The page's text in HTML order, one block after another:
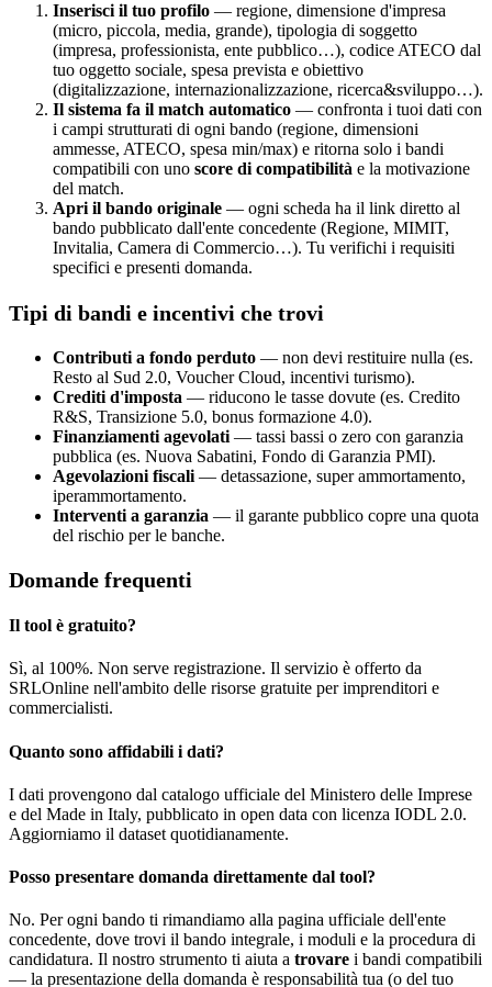
Inserisci il tuo profilo — regione, dimensione d'impresa
(micro, piccola, media, grande), tipologia di soggetto
(impresa, professionista, ente pubblico…), codice ATECO dal
tuo oggetto sociale, spesa prevista e obiettivo
(digitalizzazione, internazionalizzazione, ricerca&sviluppo…).
Il sistema fa il match automatico — confronta i tuoi dati con
i campi strutturati di ogni bando (regione, dimensioni
ammesse, ATECO, spesa min/max) e ritorna solo i bandi
compatibili con uno score di compatibilità e la motivazione
del match.
Apri il bando originale — ogni scheda ha il link diretto al
bando pubblicato dall'ente concedente (Regione, MIMIT,
Invitalia, Camera di Commercio…). Tu verifichi i requisiti
specifici e presenti domanda.
Tipi di bandi e incentivi che trovi
Contributi a fondo perduto — non devi restituire nulla (es.
Resto al Sud 2.0, Voucher Cloud, incentivi turismo).
Crediti d'imposta — riducono le tasse dovute (es. Credito
R&S, Transizione 5.0, bonus formazione 4.0).
Finanziamenti agevolati — tassi bassi o zero con garanzia
pubblica (es. Nuova Sabatini, Fondo di Garanzia PMI).
Agevolazioni fiscali — detassazione, super ammortamento,
iperammortamento.
Interventi a garanzia — il garante pubblico copre una quota
del rischio per le banche.
Domande frequenti
Il tool è gratuito?
Sì, al 100%. Non serve registrazione. Il servizio è offerto da
SRLOnline nell'ambito delle risorse gratuite per imprenditori e
commercialisti.
Quanto sono affidabili i dati?
I dati provengono dal catalogo ufficiale del Ministero delle Imprese
e del Made in Italy, pubblicato in open data con licenza IODL 2.0.
Aggiorniamo il dataset quotidianamente.
Posso presentare domanda direttamente dal tool?
No. Per ogni bando ti rimandiamo alla pagina ufficiale dell'ente
concedente, dove trovi il bando integrale, i moduli e la procedura di
candidatura. Il nostro strumento ti aiuta a trovare i bandi compatibili
— la presentazione della domanda è responsabilità tua (o del tuo